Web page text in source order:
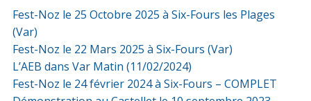
Fest-Noz le 25 Octobre 2025 à Six-Fours les Plages
(Var)
Fest-Noz le 22 Mars 2025 à Six-Fours (Var)
L’AEB dans Var Matin (11/02/2024)
Fest-Noz le 24 février 2024 à Six-Fours – COMPLET